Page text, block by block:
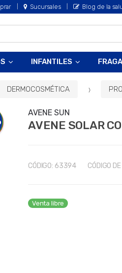
Sucursales Blog de la
INFANTILES
DERMOCOSMÉTICA
AVENE SUN
AVENE SOLAR
CÓDIGO: 63394 CÓDIGO
Venta libre